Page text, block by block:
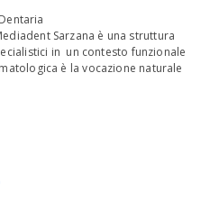
Sarzana è una struttura
in un contesto funzionale
è la vocazione naturale